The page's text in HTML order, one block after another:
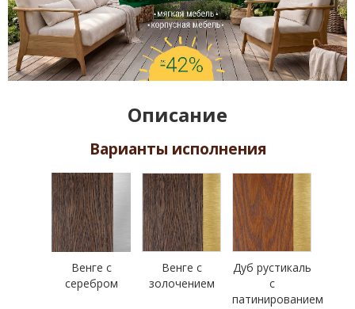
Описание
Варианты исполнения
Венге с
серебром
Венге с
золочением
Дуб рустикаль
с
патинированием